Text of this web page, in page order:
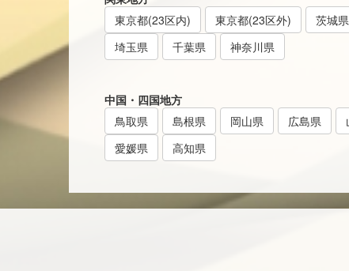
東京都(23区内)
東京都(23区外) 茨城県
埼玉県
千葉県 神奈川県
中国・四国地方
鳥取県
島根県 岡山県 広島県
愛媛県
高知県